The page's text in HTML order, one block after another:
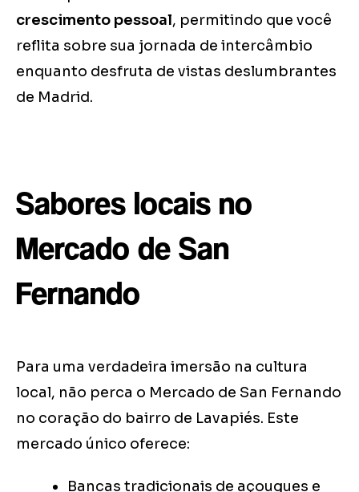
crescimento pessoal, permitindo que você
reflita sobre sua jornada de intercâmbio
enquanto desfruta de vistas deslumbrantes
de Madrid.
Sabores locais no
Mercado de San
Fernando
Para uma verdadeira imersão na cultura
local, não perca o Mercado de San Fernando
no coração do bairro de Lavapiés. Este
mercado único oferece:
Bancas tradicionais de açougues e